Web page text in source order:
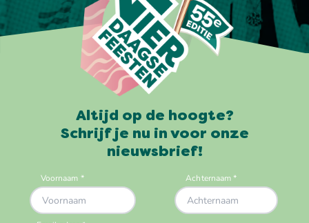
Altijd op de hoogte?
Schrijf je nu in voor onze
nieuwsbrief!